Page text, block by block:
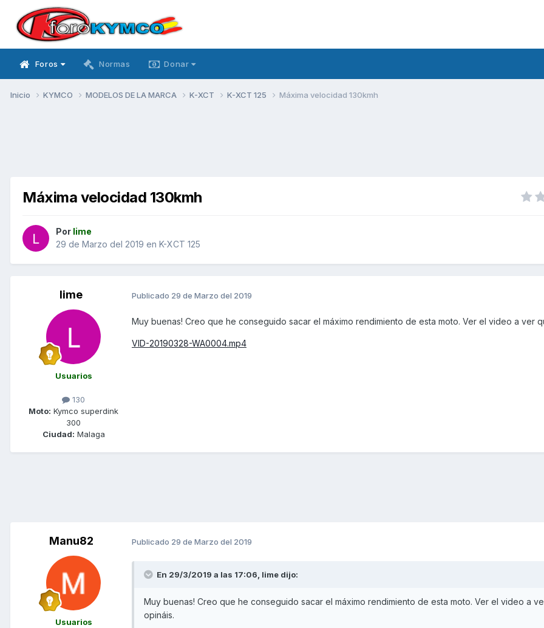
Foros Normas Donar
Inicio KYMCO MODELOS DE LA MARCA K-XCT K-XCT 125 Máxima velocidad 130kmh
Máxima velocidad 130kmh
Por lime
29 de Marzo del 2019 en K-XCT 125
lime
Usuarios
130
Moto: Kymco superdink
300
Ciudad: Malaga
Publicado 29 de Marzo del 2019
Muy buenas! Creo que he conseguido sacar el máximo rendimiento de esta moto. Ver el video a ver
VID-20190328-WA0004.mp4
Manu82
Usuarios
Publicado 29 de Marzo del 2019
En 29/3/2019 a las 17:06, lime dijo:
Muy buenas! Creo que he conseguido sacar el máximo rendimiento de esta moto. Ver el video a
opináis.